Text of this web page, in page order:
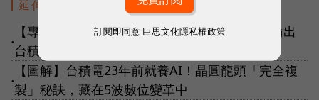
延伸閱讀
●
【專訪】台積電找人先打造「聯合國」？如何輸出
台積ICIC魂？何麗梅曝人才秘訣
●
【圖解】台積電23年前就養AI！晶圓龍頭「完全複
製」秘訣，藏在5波數位變革中
訂閱即同意 巨思文化隱私權政策